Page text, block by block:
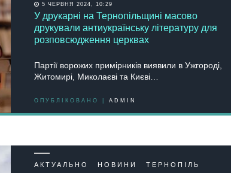
5 ЧЕРВНЯ 2024, 10:29
У друкарні на Тернопільщині масово
друкували антиукраїнську літературу для
розповсюдження церквах
Партії ворожих примірників виявили в Ужгороді,
Житомирі, Миколаєві та Києві…
ОПУБЛІКОВАНО | ADMIN
АКТУАЛЬНО НОВИНИ ТЕРНОПІЛЬ